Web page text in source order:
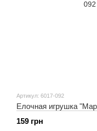
Артикул: 6017-092
Елочная игрушка
159 грн